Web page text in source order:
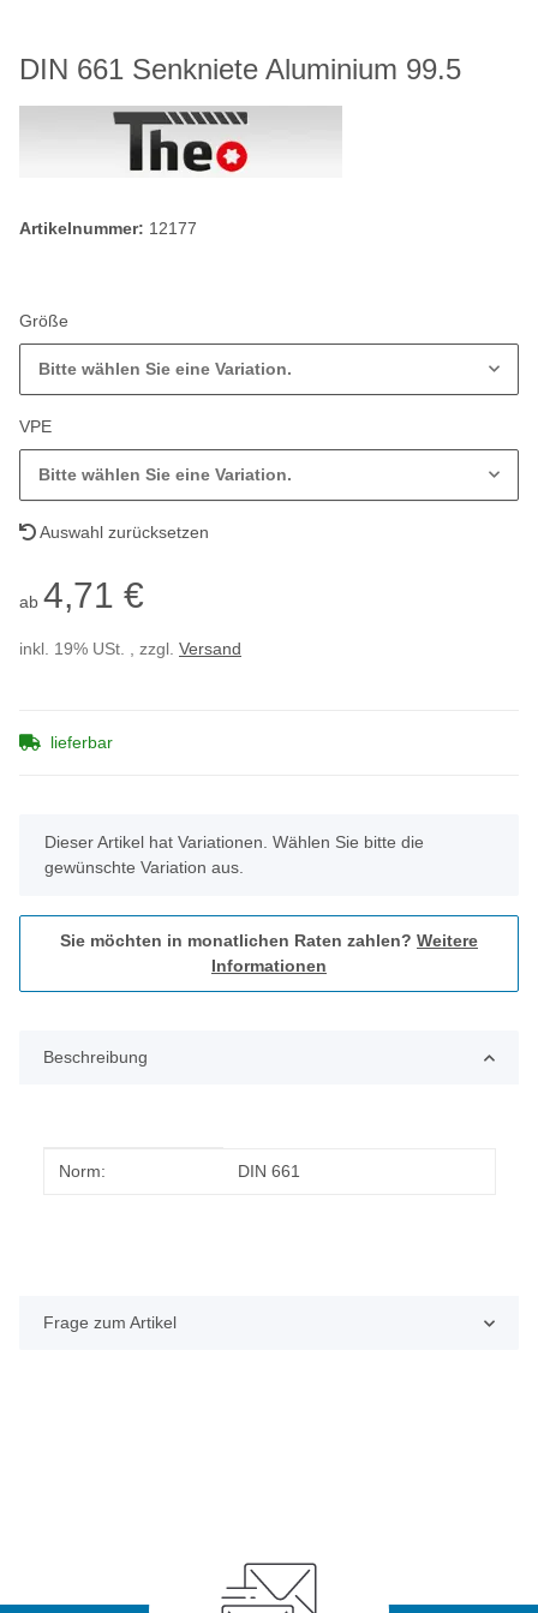
DIN 661 Senkniete Aluminium 99.5
Artikelnummer: 12177
Größe
Bitte wählen Sie eine Variation.
VPE
Bitte wählen Sie eine Variation.
Auswahl zurücksetzen
ab 4,71 €
inkl. 19% USt. , zzgl. Versand
lieferbar
x
Dieser Artikel hat Variationen. Wählen Sie bitte die
gewünschte Variation aus.
Sie möchten in monatlichen Raten zahlen? Weitere
Informationen
Beschreibung
Produkteigenschaft
Wert
Norm: DIN 661
Frage zum Artikel